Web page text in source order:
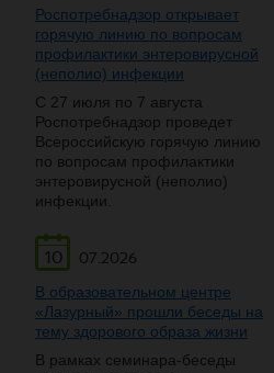
Роспотребнадзор открывает
горячую линию по вопросам
профилактики энтеровирусной
(неполио) инфекции
С 27 июля по 7 августа
Роспотребнадзор проведет
Всероссийскую горячую линию
по вопросам профилактики
энтеровирусной (неполио)
инфекции.
10
07.2026
В образовательном центре
«Лазурный» прошли беседы на
тему здорового образа жизни
В рамках семинара-беседы